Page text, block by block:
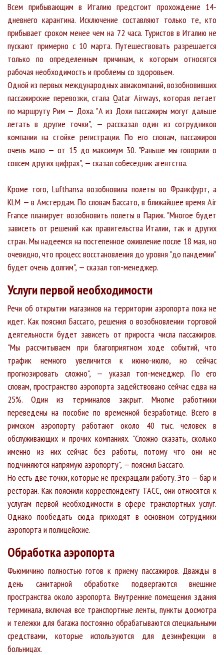
Всем прибывающим в Италию предстоит прохождение 14-
дневнего карантина. Исключение составляют только те, кто
прибывает сроком менее чем на 72 часа. Туристов в Италию не
пускают примерно с 10 марта. Путешествовать разрешается
только по определенным причинам, к которым относятся
рабочая необходимость и проблемы со здоровьем.
Одной из первых международных авиакомпаний, возобновивших
пассажирские перевозки, стала Qatar Airways, которая летает
по маршруту Рим — Доха. "А из Дохи пассажиры могут дальше
летать в другие точки", — рассказал один из сотрудников
компании на стойке регистрации. По его словам, пассажиров
очень мало — от 15 до максимум 30. "Раньше мы говорили о
совсем других цифрах", — сказал собеседник агентства.
Кроме того, Lufthansa возобновила полеты во Франкфурт, а
KLM — в Амстердам. По словам Бассато, в ближайшее время Air
France планирует возобновить полеты в Париж. "Многое будет
зависеть от решений как правительства Италии, так и других
стран. Мы надеемся на постепенное оживление после 18 мая, но
очевидно, что процесс восстановления до уровня "до пандемии"
будет очень долгим", — сказал топ-менеджер.
Услуги первой необходимости
Речи об открытии магазинов на территории аэропорта пока не
идет. Как пояснил Бассато, решения о возобновлении торговой
деятельности будет зависеть от прироста числа пассажиров.
"Мы рассчитываем при благоприятном ходе событий, что
трафик немного увеличится к июню-июлю, но сейчас
прогнозировать сложно", — указал топ-менеджер. По его
словам, пространство аэропорта задействовано сейчас едва на
25%. Один из терминалов закрыт. Многие работники
переведены на пособие по временной безработице. Всего в
римском аэропорту работают около 40 тыс. человек в
обслуживающих и прочих компаниях. "Сложно сказать, сколько
именно из них сейчас без работы, потому что они не
подчиняются напрямую аэропорту", — пояснил Бассато.
Но есть две точки, которые не прекращали работу. Это — бар и
ресторан. Как пояснили корреспонденту ТАСС, они относятся к
услугам первой необходимости в сфере транспортных услуг.
Однако пообедать сюда приходят в основном сотрудники
аэропорта и полицейские.
Обработка аэропорта
Фьюмичино полностью готов к приему пассажиров. Дважды в
день санитарной обработке подвергаются внешние
пространства около аэропорта. Внутренние помещения здания
терминала, включая все транспортные ленты, пункты досмотра
и тележки для багажа постоянно обрабатываются специальными
средствами, которые используются для дезинфекции в
больницах.